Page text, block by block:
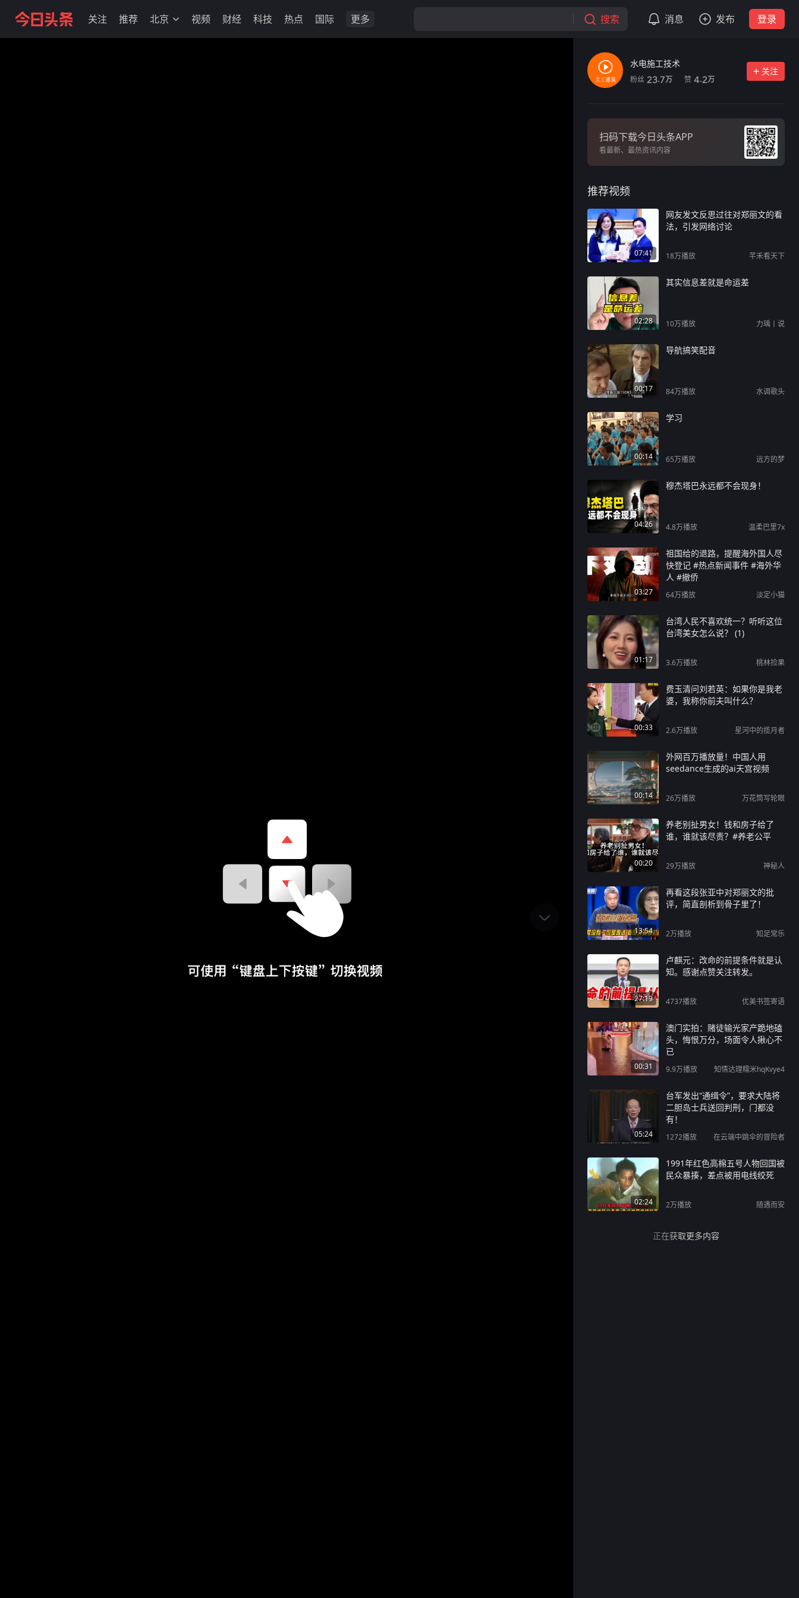
关注 推荐 北京 视频 财经 科技 热点 国际 更多 搜索 消息 发布 登录
水电施工技术
粉丝 23.7万 赞 4.2万
关注
扫码下载今日头条APP
看最新、最热资讯内容
推荐视频
07:41
网友发文反思过往对郑丽文的看
法，引发网络讨论
18万播放 芊禾看天下
02:28
其实信息差就是命运差
10万播放 力瑀丨说
00:17
导航搞笑配音
84万播放 水调歌头
00:14
学习
65万播放 远方的梦
04:26
穆杰塔巴永远都不会现身！
4.8万播放 温柔巴里7x
03:27
祖国给的退路，提醒海外国人尽
快登记 #热点新闻事件 #海外华
人 #撤侨
64万播放 淡定小猫
01:17
台湾人民不喜欢统一？听听这位
台湾美女怎么说？ (1)
3.6万播放 桃林捡果
00:33
费玉清问刘若英：如果你是我老
婆，我称你前夫叫什么？
2.6万播放 星河中的揽月者
00:14
外网百万播放量！中国人用
seedance生成的ai天宫视频
26万播放 万花筒写轮眼
00:20
养老别扯男女！钱和房子给了
谁，谁就该尽责？#养老公平
29万播放 神秘人
13:54
再看这段张亚中对郑丽文的批
评，简直剖析到骨子里了！
2万播放 知足常乐
27:19
卢麒元：改命的前提条件就是认
知。感谢点赞关注转发。
4737播放 优美书签寄语
00:31
澳门实拍：赌徒输光家产跪地磕
头，悔恨万分，场面令人揪心不
已
9.9万播放 知情达理糯米hqKvye4
05:24
台军发出“通缉令”，要求大陆将
二胆岛士兵送回判刑，门都没
有！
1272播放 在云端中跳伞的冒险者
02:24
1991年红色高棉五号人物回国被
民众暴揍，差点被用电线绞死
2万播放 随遇而安
正在获取更多内容